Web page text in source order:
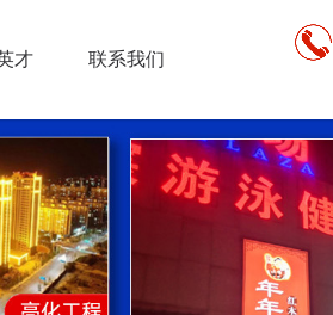
才 联系我们